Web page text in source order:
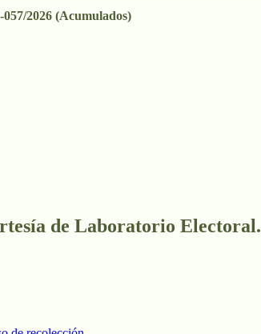
2026 (Acumulados)
de Laboratorio Electoral.